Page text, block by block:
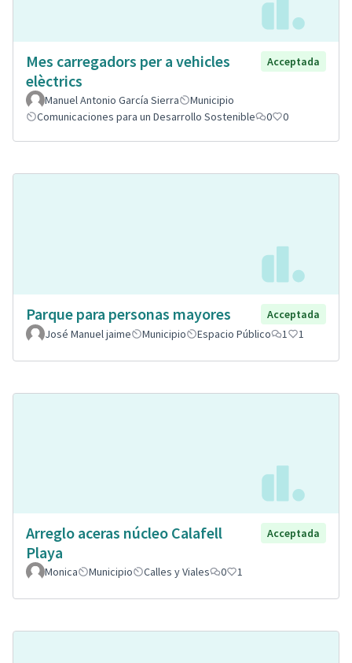
Mes carregadors per a vehicles
elèctrics
Acceptada
Manuel Antonio García Sierra
Municipio
Comunicaciones para un Desarrollo Sostenible
0 0
Parque para personas mayores
Acceptada
José Manuel jaime
Municipio Espacio Público 1 1
Arreglo aceras núcleo Calafell
Playa
Acceptada
Monica Municipio Calles y Viales 0 1